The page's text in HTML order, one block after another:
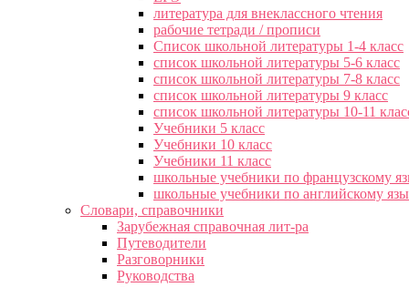
литература для внеклассного чтения
рабочие тетради / прописи
Список школьной литературы 1-4 класс
список школьной литературы 5-6 класс
список школьной литературы 7-8 класс
список школьной литературы 9 класс
список школьной литературы 10-11
Учебники 5 класс
Учебники 10 класс
Учебники 11 класс
школьные учебники по французскому
школьные учебники по английскому
Словари, справочники
Зарубежная справочная лит-ра
Путеводители
Разговорники
Руководства